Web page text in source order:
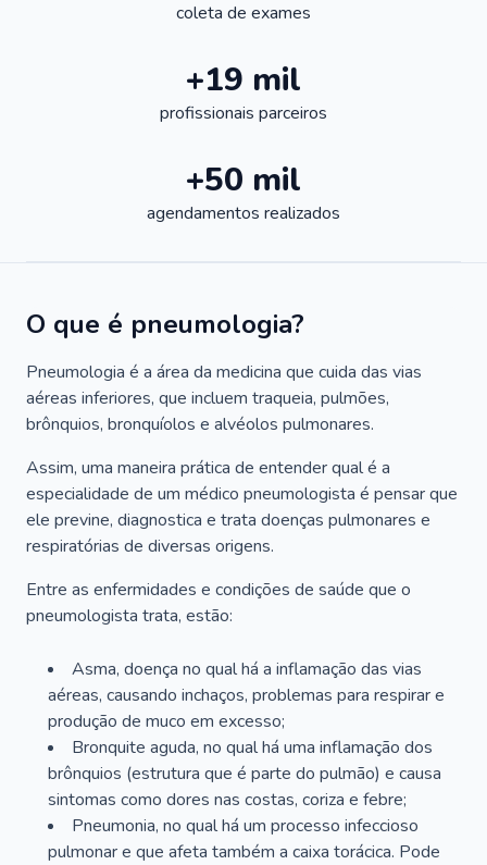
coleta de exames
+19 mil
profissionais parceiros
+50 mil
agendamentos realizados
O que é pneumologia?
Pneumologia é a área da medicina que cuida das vias
aéreas inferiores, que incluem traqueia, pulmões,
brônquios, bronquíolos e alvéolos pulmonares.
Assim, uma maneira prática de entender qual é a
especialidade de um médico pneumologista é pensar que
ele previne, diagnostica e trata doenças pulmonares e
respiratórias de diversas origens.
Entre as enfermidades e condições de saúde que o
pneumologista trata, estão:
Asma, doença no qual há a inflamação das vias
aéreas, causando inchaços, problemas para respirar e
produção de muco em excesso;
Bronquite aguda, no qual há uma inflamação dos
brônquios (estrutura que é parte do pulmão) e causa
sintomas como dores nas costas, coriza e febre;
Pneumonia, no qual há um processo infeccioso
pulmonar e que afeta também a caixa torácica. Pode